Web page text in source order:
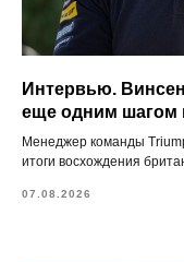
Интервью.
еще одним шагом
Менеджер команды
итоги восхождения
07.08.2026